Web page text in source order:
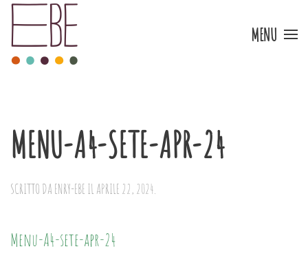
Skip to main content MENU
MENU-A4-SETE-APR-24
SCRITTO DA ENRY-EBE IL APRILE 22, 2024.
Menu-A4-sete-apr-24